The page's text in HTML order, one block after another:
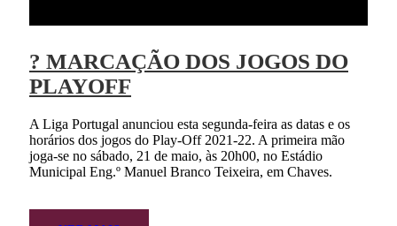
? MARCAÇÃO DOS JOGOS DO
PLAYOFF
A Liga Portugal anunciou esta segunda-feira as datas e os
horários dos jogos do Play-Off 2021-22. A primeira mão
joga-se no sábado, 21 de maio, às 20h00, no Estádio
Municipal Eng.º Manuel Branco Teixeira, em Chaves.